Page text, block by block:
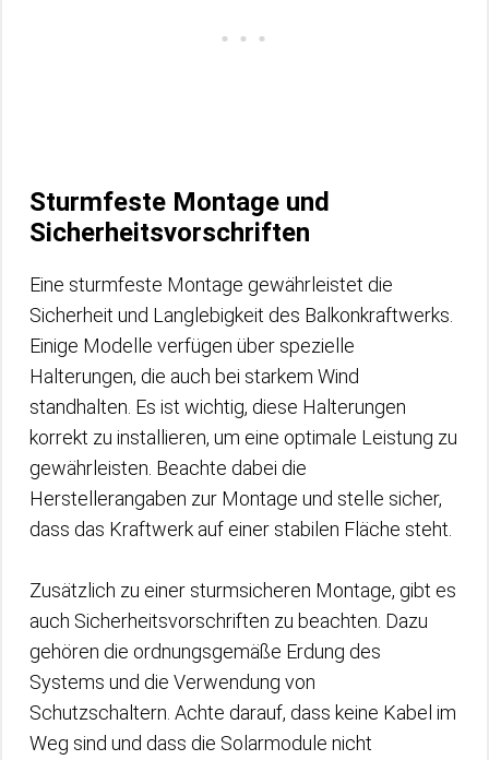
Sturmfeste Montage und
Sicherheitsvorschriften
Eine sturmfeste Montage gewährleistet die
Sicherheit und Langlebigkeit des Balkonkraftwerks.
Einige Modelle verfügen über spezielle
Halterungen, die auch bei starkem Wind
standhalten. Es ist wichtig, diese Halterungen
korrekt zu installieren, um eine optimale Leistung zu
gewährleisten. Beachte dabei die
Herstellerangaben zur Montage und stelle sicher,
dass das Kraftwerk auf einer stabilen Fläche steht.
Zusätzlich zu einer sturmsicheren Montage, gibt es
auch Sicherheitsvorschriften zu beachten. Dazu
gehören die ordnungsgemäße Erdung des
Systems und die Verwendung von
Schutzschaltern. Achte darauf, dass keine Kabel im
Weg sind und dass die Solarmodule nicht